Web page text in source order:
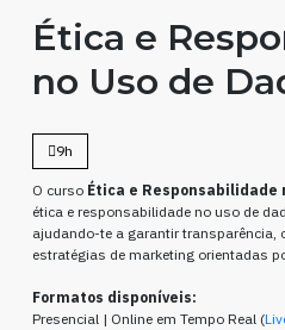
Ética e
no Uso de
9h
O curso Ética e Responsabilidade
ética e responsabilidade no uso de
ajudando-te a garantir transparência,
estratégias de marketing orientadas
Formatos disponíveis:
Presencial | Online em Tempo Real (